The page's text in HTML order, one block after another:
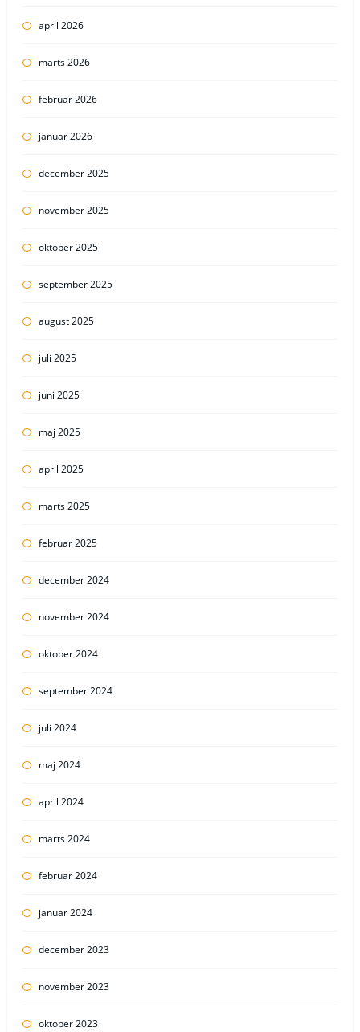
april 2026
marts 2026
februar 2026
januar 2026
december 2025
november 2025
oktober 2025
september 2025
august 2025
juli 2025
juni 2025
maj 2025
april 2025
marts 2025
februar 2025
december 2024
november 2024
oktober 2024
september 2024
juli 2024
maj 2024
april 2024
marts 2024
februar 2024
januar 2024
december 2023
november 2023
oktober 2023